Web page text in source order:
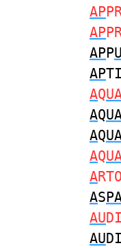
AP
AP
APPU
AP
AQ
AQ
AQ
AQ
A
AS
AU
AU